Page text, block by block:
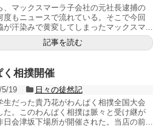
、マックスマーラ子会社の元社長逮捕の
度もニュースで流れている。そこで今回
が汗染みで黄変してしまったマックスマ...
記事を読む
く相撲開催
5/19
日々の徒然記
生だった貴乃花がわんぱく相撲全国大会
た。このわんぱく相撲は脈々と受け継が
日会津坂下場所が開催された。当店の前...